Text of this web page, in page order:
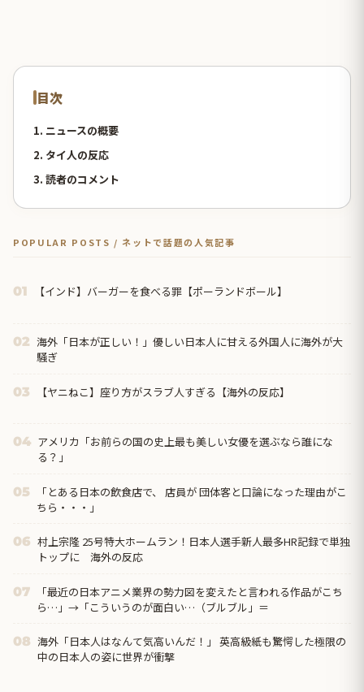
目次
1. ニュースの概要
2. タイ人の反応
3. 読者のコメント
POPULAR POSTS / ネットで話題の人気記事
01 【インド】バーガーを食べる罪【ポーランドボール】
02 海外「日本が正しい！」優しい日本人に甘える外国人に海外が大
騒ぎ
03 【ヤニねこ】座り方がスラブ人すぎる【海外の反応】
04 アメリカ「お前らの国の史上最も美しい女優を選ぶなら誰にな
る？」
05
「とある日本の飲食店で、 店員が 団体客と口論になった理由がこ
ちら・・・」
06 村上宗隆 25号特大ホームラン！日本人選手新人最多HR記録で単独
トップに 海外の反応
07
「最近の日本アニメ業界の勢力図を変えたと言われる作品がこち
ら…」→「こういうのが面白い…（ブルブル」＝
08 海外「日本人はなんて気高いんだ！」 英高級紙も驚愕した極限の
中の日本人の姿に世界が衝撃